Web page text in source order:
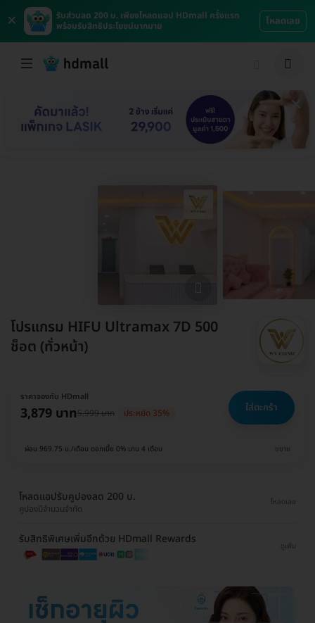
×
รับส่วนลด 200 บ. เพียงโหลดแอป HDmall ครั้งแรก
พร้อมรับสิทธิประโยชน์มากมาย
โหลดเลย
โปรแกรม HIFU Ultramax 7D 500
ช็อต (ทั่วหน้า)
ราคาจองกับ HDmall
3,879 บาท5,999 บาท ประหยัด 35% ใส่ตะกร้า
ผ่อน 969.75 บ./เดือน ดอกเบี้ย 0% นาน 4 เดือน ขยาย
โหลดแอปรับคูปองลด 200 บ.
คูปองมีจำนวนจำกัด
โหลดเลย
รับสิทธิพิเศษเพิ่มอีกด้วย HDmall Rewards
ดูเพิ่ม